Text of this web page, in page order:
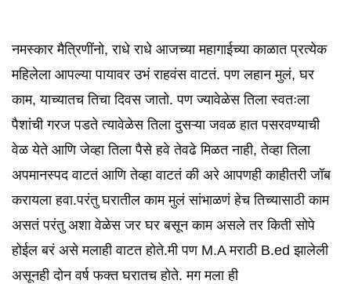
नमस्कार मैत्रिणींनो, राधे राधे आजच्या महागाईच्या काळात प्रत्येक
महिलेला आपल्या पायावर उभं राहवंस वाटतं. पण लहान मुलं, घर
काम, याच्यातच तिचा दिवस जातो. पण ज्यावेळेस तिला स्वतःला
पैशांची गरज पडते त्यावेळेस तिला दुसऱ्या जवळ हात पसरवण्याची
वेळ येते आणि जेव्हा तिला पैसे हवे तेवढे मिळत नाही, तेव्हा तिला
अपमानस्पद वाटतं आणि तेव्हा वाटतं की अरे आपणही काहीतरी जॉब
करायला हवा.परंतु घरातील काम मुलं सांभाळणं हेच तिच्यासाठी काम
असतं परंतु अशा वेळेस जर घर बसून काम असले तर किती सोपे
होईल बरं असे मलाही वाटत होते.मी पण M.A मराठी B.ed झालेली
असूनही दोन वर्ष फक्त घरातच होते. मग मला ही